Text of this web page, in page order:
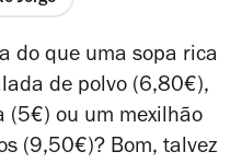
do que uma sopa rica
de polvo (6,80€),
(5€) ou um mexilhão
(9,50€)? Bom, talvez